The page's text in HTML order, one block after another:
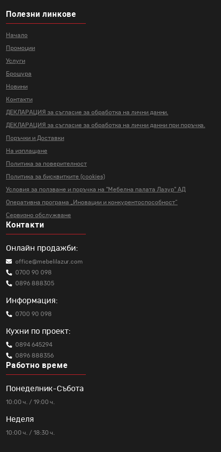
Полезни линкове
Начало
Промоции
Услуги
Брошура
Новини
Контакти
ДЕКЛАРАЦИЯ за съгласие за обработка на лични данни.
ДЕКЛАРАЦИЯ за съгласие за обработка на лични данни при поръчка.
Поръчки и Доставки
На изплащане
Политика за поверителност
Политика за бисквитките (cookies)
Условия за ползване и поръчка на "Мебелна палата Лазур" АД
Оперативна програма „Иновации и конкурентоспособност“
Сервизно обслужване
Контакти
Онлайн продажби:
office@mebelilazur.com
0700 90 098
0896 888305
Информация:
0700 90 098
Кухни по проект:
0894 645294
0896 888356
Работно време
Понеделник-Събота
10:00 ч. / 19:00 ч.
Неделя
10:00 ч. / 18:30 ч.